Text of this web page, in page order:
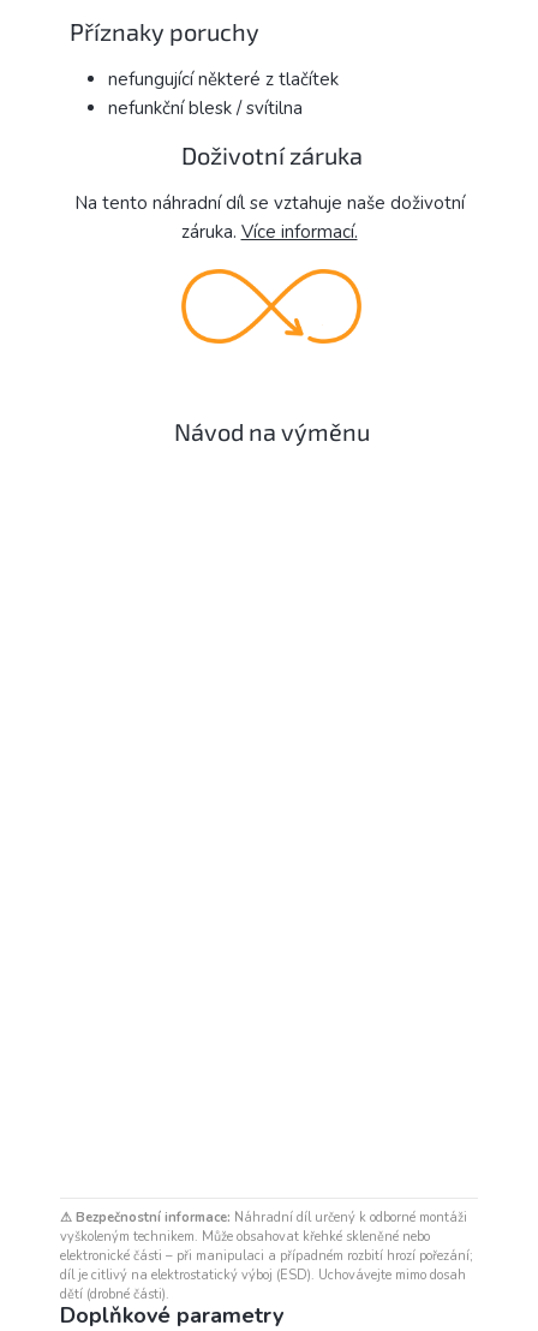
Příznaky poruchy
nefungující některé z tlačítek
nefunkční blesk / svítilna
Doživotní záruka
Na tento náhradní díl se vztahuje naše doživotní
záruka. Více informací.
Návod na výměnu
⚠ Bezpečnostní informace: Náhradní díl určený k odborné montáži
vyškoleným technikem. Může obsahovat křehké skleněné nebo
elektronické části – při manipulaci a případném rozbití hrozí pořezání;
díl je citlivý na elektrostatický výboj (ESD). Uchovávejte mimo dosah
dětí (drobné části).
Doplňkové parametry